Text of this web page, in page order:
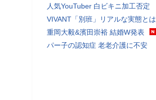
人気YouTuber 白ビキニ加工否定
VIVANT「別班」リアルな実態とは
重岡大毅&濱田崇裕 結婚W発表
パー子の認知症 老老介護に不安